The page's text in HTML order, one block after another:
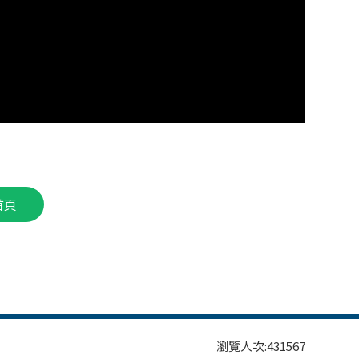
頁
瀏覽人次:431567